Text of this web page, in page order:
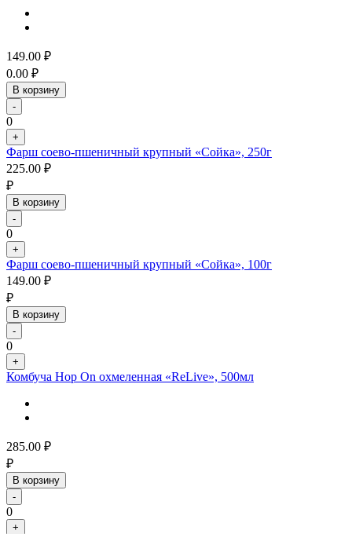
149.00 ₽
0.00 ₽
В корзину
-
0
+
Фарш соево-пшеничный крупный «Сойка», 250г
225.00 ₽
₽
В корзину
-
0
+
Фарш соево-пшеничный крупный «Сойка», 100г
149.00 ₽
₽
В корзину
-
0
+
Комбуча Hop On охмеленная «ReLive», 500мл
285.00 ₽
₽
В корзину
-
0
+